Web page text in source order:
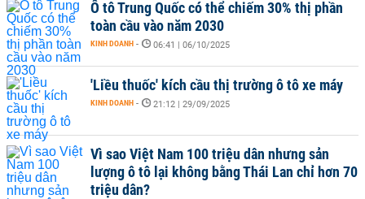
Ô tô Trung Quốc có thể chiếm 30% thị phần
toàn cầu vào năm 2030
KINH DOANH - 06:41 | 06/10/2025
'Liều thuốc' kích cầu thị trường ô tô xe máy
KINH DOANH - 21:12 | 29/09/2025
Vì sao Việt Nam 100 triệu dân nhưng sản
lượng ô tô lại không bằng Thái Lan chỉ hơn 70
triệu dân?